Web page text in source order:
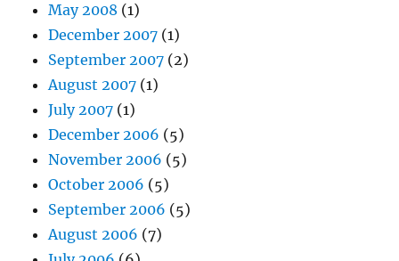
May 2008 (1)
December 2007 (1)
September 2007 (2)
August 2007 (1)
July 2007 (1)
December 2006 (5)
November 2006 (5)
October 2006 (5)
September 2006 (5)
August 2006 (7)